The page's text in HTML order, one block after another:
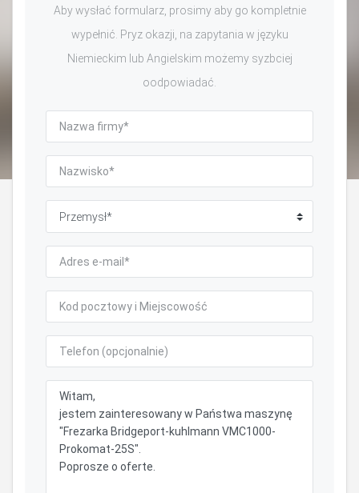
Aby wysłać formularz, prosimy aby go kompletnie
wypełnić. Pryz okazji, na zapytania w języku
Niemieckim lub Angielskim możemy syzbciej
oodpowiadać.